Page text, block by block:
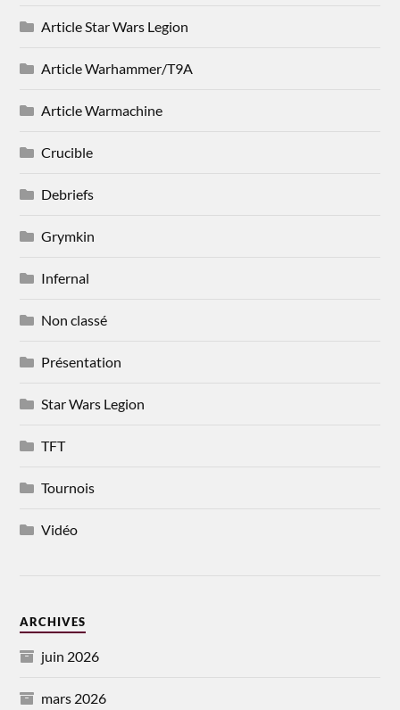
Article Star Wars Legion
Article Warhammer/T9A
Article Warmachine
Crucible
Debriefs
Grymkin
Infernal
Non classé
Présentation
Star Wars Legion
TFT
Tournois
Vidéo
ARCHIVES
juin 2026
mars 2026